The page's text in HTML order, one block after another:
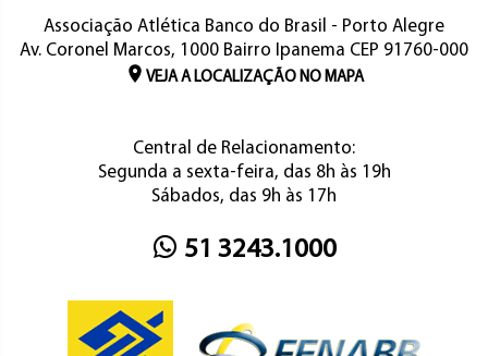
Associação Atlética Banco do Brasil - Porto Alegre
Av. Coronel Marcos, 1000 Bairro Ipanema CEP 91760-000
VEJA A LOCALIZAÇÃO NO MAPA
Central de Relacionamento:
Segunda a sexta-feira, das 8h às 19h
Sábados, das 9h às 17h
51 3243.1000